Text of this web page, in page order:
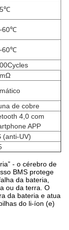
de cobre
4,0 com
APP
(anti-UV)
- o cérebro de
BMS protege
da bateria,
ou da terra. O
da bateria e atua
do li-íon (e)